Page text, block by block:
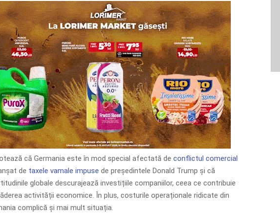
că Germania este în mod special afectată de conflictul comercial
de taxele vamale impuse de președintele Donald Trump și că
globale descurajează investițiile companiilor, ceea ce contribuie
activității economice. În plus, costurile operaționale ridicate din
complică și mai mult situația.